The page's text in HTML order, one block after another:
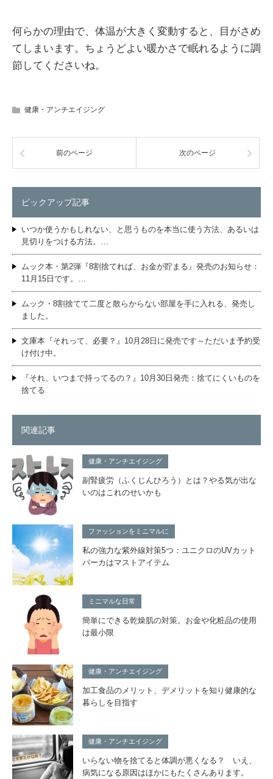
何らかの理由で、体温が大きく変動すると、目がさめ
てしまいます。ちょうどよい暖かさで眠れるように調
節してくださいね。
健康・アンチエイジング
前のページ 次のページ
ピックアップ記事
いつか使うかもしれない、と思うものを本当に使う方法、あるいは
見切りをつける方法。…
ムック本・第2弾『8割捨てれば、お金が貯まる』発売のお知らせ：
11月15日です。…
ムック・8割捨てて二度と散らからない部屋を手に入れる、発売し
ました。
文庫本『それって、必要？』10月28日に発売です～ただいま予約受
け付け中。
『それ、いつまで持ってるの？』10月30日発売：捨てにくいものを
捨てる
関連記事
健康・アンチエイジング
副腎疲労（ふくじんひろう）とは？やる気が出な
いのはこれのせいかも
ファッションをミニマルに
私の強力な紫外線対策5つ：ユニクロのUVカット
パーカはマストアイテム
ミニマルな日常
簡単にできる乾燥肌の対策。お金や化粧品の使用
は最小限
健康・アンチエイジング
加工食品のメリット、デメリットを知り健康的な
暮らしを目指す
健康・アンチエイジング
いらない物を捨てると体調が悪くなる？ いえ、
病気になる原因はほかにもたくさんあります。